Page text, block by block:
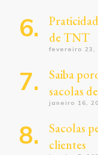
de TNT
fevereiro 23,
Saiba
sacolas
janeiro 16,
Sacolas
clientes